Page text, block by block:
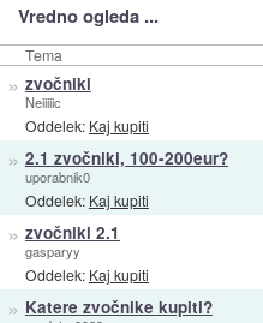
Vredno ogleda ...
Tema
» zvočniki
Neiiiiic
Oddelek: Kaj kupiti
» 2.1 zvočniki, 100-200eur?
uporabnik0
Oddelek: Kaj kupiti
» zvočniki 2.1
gasparyy
Oddelek: Kaj kupiti
» Katere zvočnike kupiti?